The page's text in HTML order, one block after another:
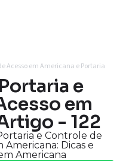
Acesso em Americana e Portaria
e
em
- 122
e Controle de
Americana: Dicas e
Americana